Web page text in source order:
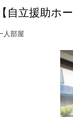
【自立援助
人部屋